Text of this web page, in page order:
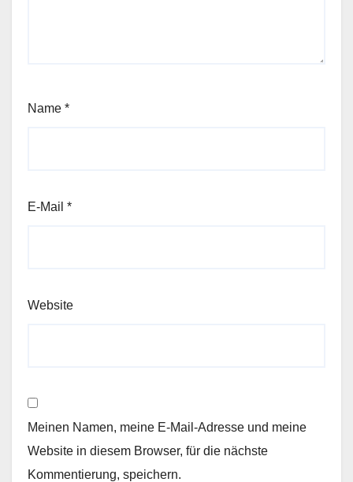
Name *
E-Mail *
Website
Meinen Namen, meine E-Mail-Adresse und meine
Website in diesem Browser, für die nächste
Kommentierung, speichern.